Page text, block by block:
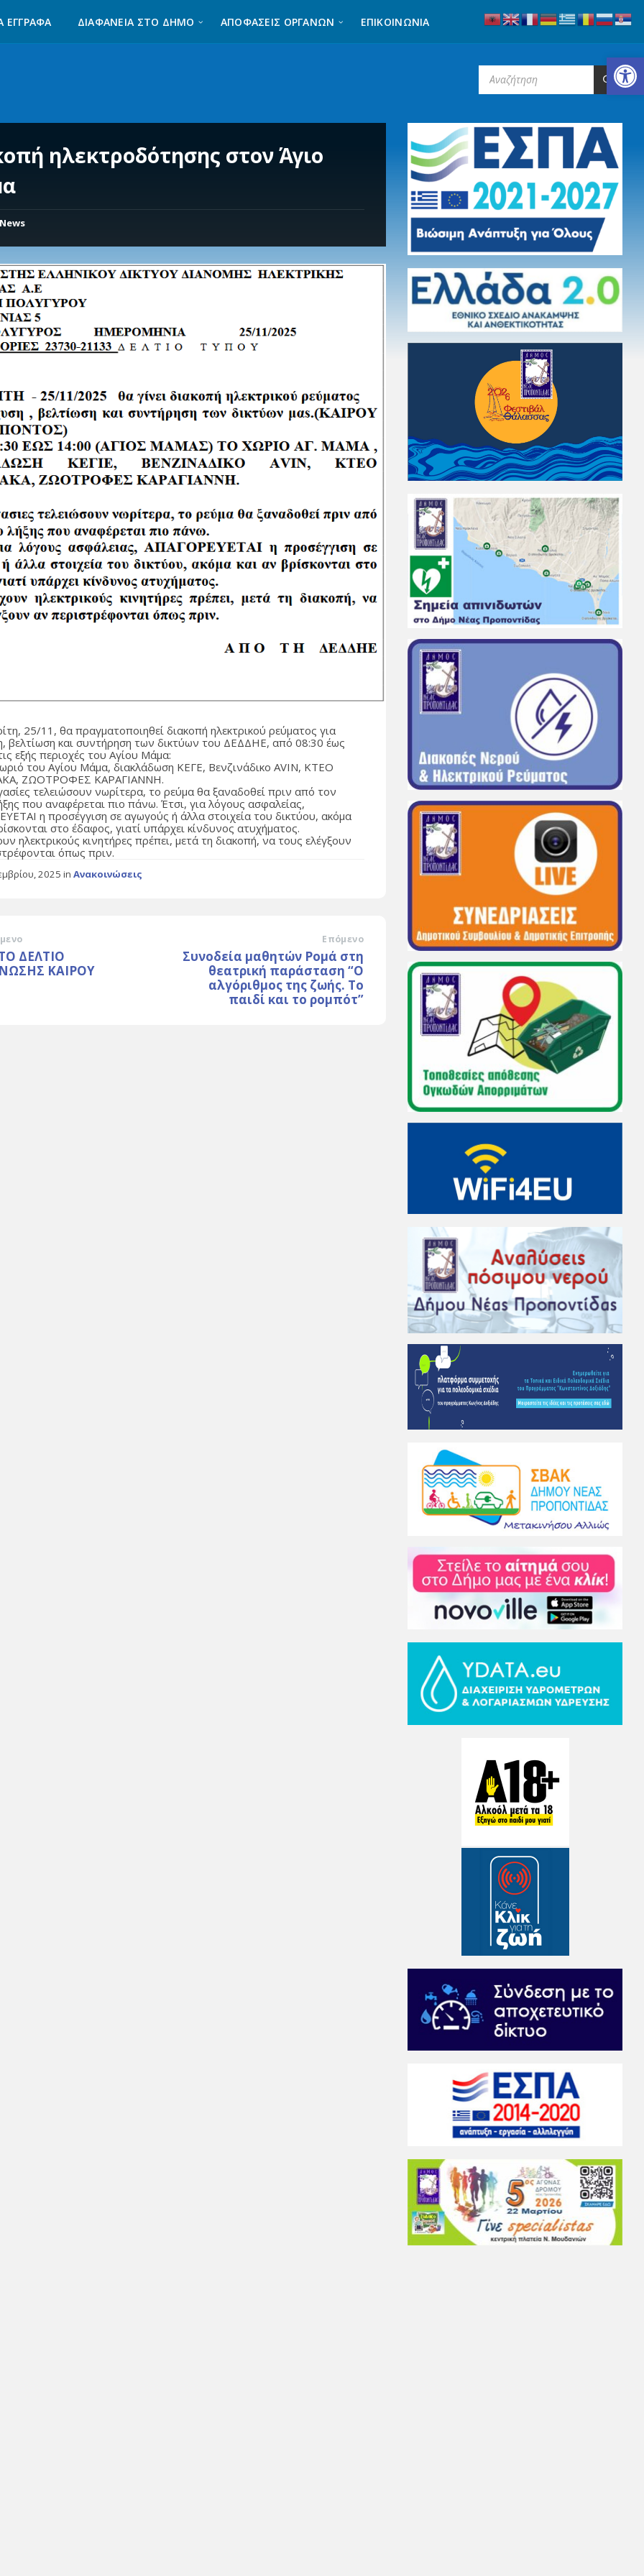
Ανοίξτε τη γραμμή εργαλείων
ΈΓΓΡΑΦΑ ΔΙΑΦΆΝΕΙΑ ΣΤΟ ΔΉΜΟ ΑΠΟΦΑΣΕΙΣ ΟΡΓΑΝΩΝ ΕΠΙΚΟΙΝΩΝΊΑ
ηλεκτροδότησης στον Άγιο
News
25/11, θα πραγματοποιηθεί διακοπή ηλεκτρικού ρεύματος για
βελτίωση και συντήρηση των δικτύων του ΔΕΔΔΗΕ, από 08:30 έως
εξής περιοχές του Αγίου Μάμα:
του Αγίου Μάμα, διακλάδωση ΚΕΓΕ, Βενζινάδικο AVIN, ΚΤΕΟ
ΖΩΟΤΡΟΦΕΣ ΚΑΡΑΓΙΑΝΝΗ.
τελειώσουν νωρίτερα, το ρεύμα θα ξαναδοθεί πριν από τον
που αναφέρεται πιο πάνω. Έτσι, για λόγους ασφαλείας,
η προσέγγιση σε αγωγούς ή άλλα στοιχεία του δικτύου, ακόμα
στο έδαφος, γιατί υπάρχει κίνδυνος ατυχήματος.
ηλεκτρικούς κινητήρες πρέπει, μετά τη διακοπή, να τους ελέγξουν
όπως πριν.
2025inΑνακοινώσεις
ΔΕΛΤΙΟ
ΚΑΙΡΟΥ
Επόμενο
Συνοδεία μαθητών Ρομά στη
θεατρική παράσταση “Ο
αλγόριθμος της ζωής. Το
παιδί και το ρομπότ”